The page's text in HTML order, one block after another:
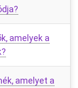
amelyek a
amelyet a